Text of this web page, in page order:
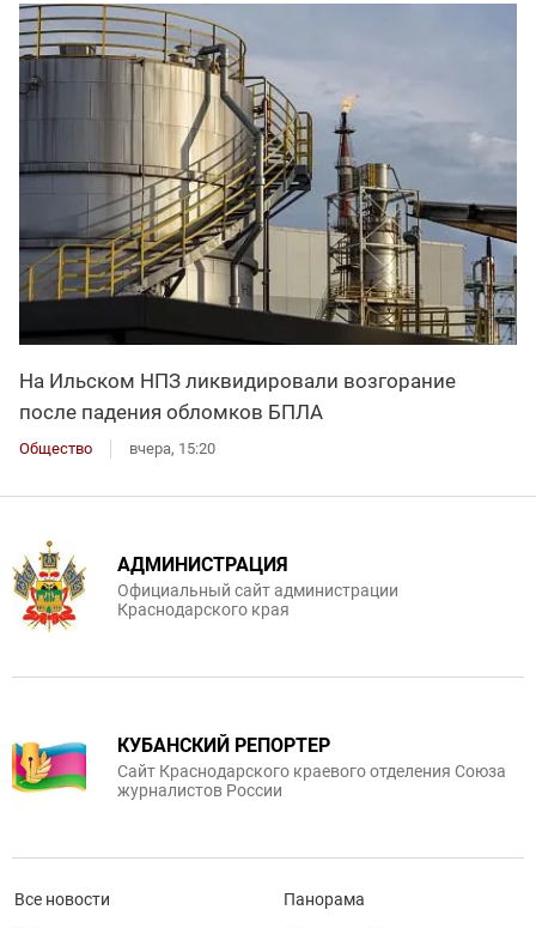
На Ильском НПЗ ликвидировали возгорание
после падения обломков БПЛА
Общество вчера, 15:20
АДМИНИСТРАЦИЯ
Официальный сайт администрации
Краснодарского края
КУБАНСКИЙ РЕПОРТЕР
Сайт Краснодарского краевого отделения Союза
журналистов России
Все новости Панорама